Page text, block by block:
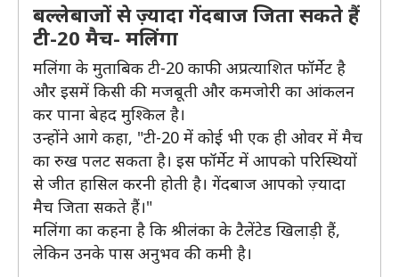
बल्लेबाजों से ज़्यादा गेंदबाज जिता सकते हैं
टी-20 मैच- मलिंगा
मलिंगा के मुताबिक टी-20 काफी अप्रत्याशित फॉर्मेट है
और इसमें किसी की मजबूती और कमजोरी का आंकलन
कर पाना बेहद मुश्किल है।
उन्होंने आगे कहा, "टी-20 में कोई भी एक ही ओवर में मैच
का रुख पलट सकता है। इस फॉर्मेट में आपको परिस्थियों
से जीत हासिल करनी होती है। गेंदबाज आपको ज़्यादा
मैच जिता सकते हैं।"
मलिंगा का कहना है कि श्रीलंका के टैलेंटेड खिलाड़ी हैं,
लेकिन उनके पास अनुभव की कमी है।